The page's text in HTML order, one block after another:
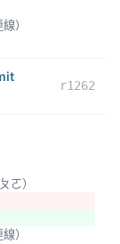
）
r1262
ㄛ）
）